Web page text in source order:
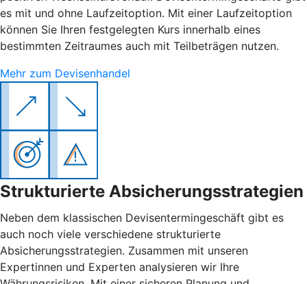
es mit und ohne Laufzeitoption. Mit einer Laufzeitoption
können Sie Ihren festgelegten Kurs innerhalb eines
bestimmten Zeitraumes auch mit Teilbeträgen nutzen.
Mehr zum Devisenhandel
Strukturierte Absicherungsstrategien
Neben dem klassischen Devisentermingeschäft gibt es
auch noch viele verschiedene strukturierte
Absicherungsstrategien. Zusammen mit unseren
Expertinnen und Experten analysieren wir Ihre